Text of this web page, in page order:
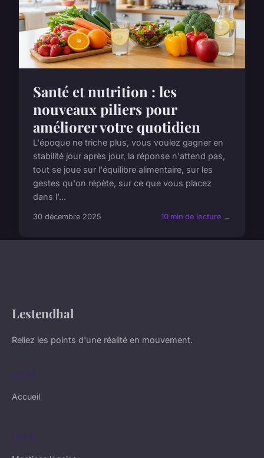
Santé et nutrition : les
nouveaux piliers pour
améliorer votre quotidien
L'époque ne triche plus, vous voulez gagner en
stabilité jour après jour, la réponse n'attend pas,
tout se joue sur l'équilibre alimentaire, sur les
gestes qu'on répète, sur ce que vous placez
dans l'...
30 décembre 2025 10 min de lecture →
Lestendhal
Reliez les points d'une réalité en mouvement.
LIENS
Accueil
LÉGAL